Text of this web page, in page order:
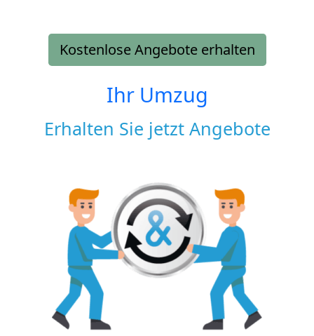
Kostenlose Angebote erhalten
Ihr Umzug
Erhalten Sie jetzt Angebote